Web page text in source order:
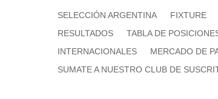
SELECCIÓN ARGENTINA
FIXTURE
RESULTADOS
TABLA DE
INTERNACIONALES
MERCADO DE
SUMATE A NUESTRO CLUB DE